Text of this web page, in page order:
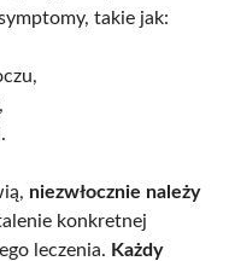
takie jak:
niezwłocznie należy
konkretnej
leczenia. Każdy